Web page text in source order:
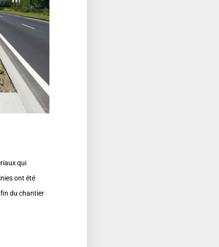
qui
ont été
fin du chantier